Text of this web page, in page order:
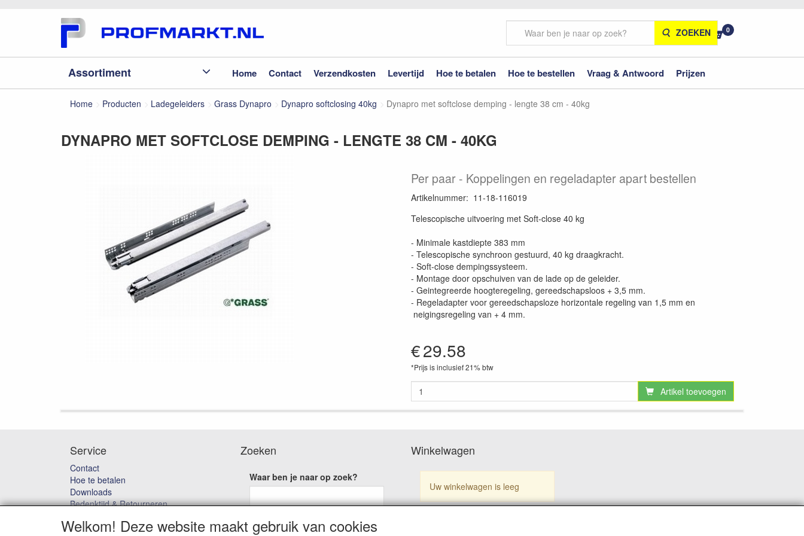
ZOEKEN 0
Assortiment Home Contact Verzendkosten Levertijd Hoe te betalen Hoe te bestellen Vraag & Antwoord Prijzen
Home Producten Ladegeleiders Grass Dynapro Dynapro softclosing 40kg Dynapro met softclose demping - lengte 38 cm - 40kg
DYNAPRO MET SOFTCLOSE DEMPING - LENGTE 38 CM - 40KG
Per paar Koppelingen en regeladapter apart bestellen
Artikelnummer: 11-18-116019
Telescopische uitvoering met Soft-close 40 kg
- Minimale kastdiepte 383 mm
- Telescopische synchroon gestuurd, 40 kg draagkracht.
- Soft-close dempingssysteem.
- Montage door opschuiven van de lade op de geleider.
- Geintegreerde hoogteregeling, gereedschapsloos + 3,5 mm.
- Regeladapter voor gereedschapsloze horizontale regeling van 1,5 mm en
neigingsregeling van + 4 mm.
€29.58
*Prijs is inclusief 21% btw
Artikel toevoegen
Service
Contact
Hoe te betalen
Downloads
Bedenktijd & Retourneren
Algemene voorwaarden
Zoeken
Waar ben je naar op zoek?
Winkelwagen
Uw winkelwagen is leeg
Welkom! Deze website maakt gebruik van cookies